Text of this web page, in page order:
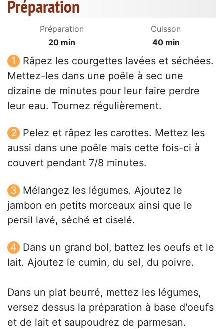
Préparation
Préparation
20 min
Cuisson
40 min
Râpez les courgettes lavées et séchées.
Mettez-les dans une poêle à sec une
dizaine de minutes pour leur faire perdre
leur eau. Tournez régulièrement.
Pelez et râpez les carottes. Mettez les
aussi dans une poêle mais cette fois-ci à
couvert pendant 7/8 minutes.
Mélangez les légumes. Ajoutez le
jambon en petits morceaux ainsi que le
persil lavé, séché et ciselé.
Dans un grand bol, battez les oeufs et le
lait. Ajoutez le cumin, du sel, du poivre.
Dans un plat beurré, mettez les légumes,
versez dessus la préparation à base d'oeufs
et de lait et saupoudrez de parmesan.